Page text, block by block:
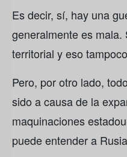
Es decir, sí, hay una
generalmente es
territorial y eso
Pero, por otro lado,
sido a causa de la
maquinaciones
puede entender a